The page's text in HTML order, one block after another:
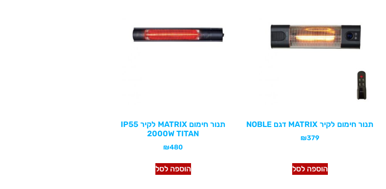
תנור חימום לקיר MATRIX דגם NOBLE
₪379
הוספה לסל
תנור חימום MATRIX לקיר IP55
2000W TITAN
₪480
הוספה לסל